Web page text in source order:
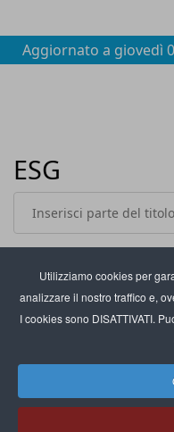
Utilizziamo cookies per
analizzare il nostro traffico e,
I cookies sono DISATTIVATI.
Aggiornato a giovedì
ESG
Inserisci parte del titolo
Titolo
Custom Flexo:
Logista: 10 anni
dell’indice Cdp